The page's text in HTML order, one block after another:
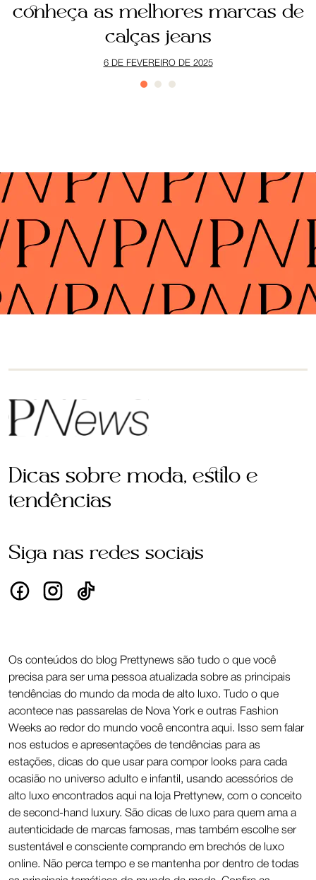
conheça as melhores marcas de
calças jeans
6 DE FEVEREIRO DE 2025
Dicas sobre moda, estilo e
tendências
Siga nas redes sociais
Os conteúdos do blog Prettynews são tudo o que você
precisa para ser uma pessoa atualizada sobre as principais
tendências do mundo da moda de alto luxo. Tudo o que
acontece nas passarelas de Nova York e outras Fashion
Weeks ao redor do mundo você encontra aqui. Isso sem falar
nos estudos e apresentações de tendências para as
estações, dicas do que usar para compor looks para cada
ocasião no universo adulto e infantil, usando acessórios de
alto luxo encontrados aqui na loja Prettynew, com o conceito
de second-hand luxury. São dicas de luxo para quem ama a
autenticidade de marcas famosas, mas também escolhe ser
sustentável e consciente comprando em brechós de luxo
online. Não perca tempo e se mantenha por dentro de todas